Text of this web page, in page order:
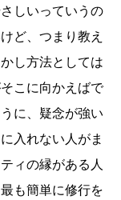
しいっていうの
ど、つまり教え
し方法としては
こに向かえばで
に、疑念が強い
入れない人がま
ィの縁がある人
も簡単に修行を